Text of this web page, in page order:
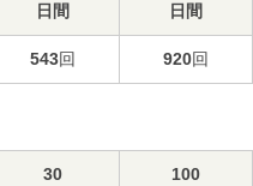
日間
日間
543回 920回
30
100